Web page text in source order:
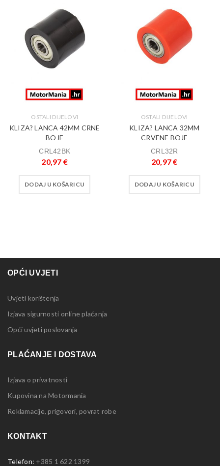
OSTALI DIJELOVI
KLIZA? LANCA 42MM CRNE
BOJE
CRL42BK
20,97 €
DODAJ U KOŠARICU
OSTALI DIJELOVI
KLIZA? LANCA 32MM
CRVENE BOJE
CRL32R
20,97€
DODAJ U KOŠARICU
OPĆI UVJETI
Uvjeti korištenja
Izjava sigurnosti online plaćanja
Opći uvjeti poslovanja
PLAĆANJE I DOSTAVA
Izjava o privatnosti
Kupovina na Motormania
Reklamacije, prigovori, povrat robe
KONTAKT
Telefon: +385 1 622 1399